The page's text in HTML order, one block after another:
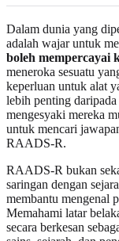
Dalam dunia yang
adalah wajar untuk
boleh mempercayai
meneroka sesuatu
keperluan untuk alat
lebih penting
mengesyaki mereka
untuk mencari
RAADS-R.
RAADS-R bukan
saringan dengan
membantu mengenal
Memahami latar
secara berkesan